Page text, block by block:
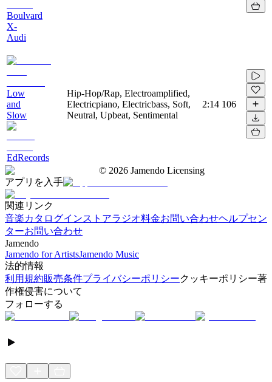
Boulvard
X-
Audi
Low
and
Slow
EdRecords
Hip-Hop/Rap, Electroamplified,
Electricpiano, Electricbass, Soft,
Neutral, Upbeat, Sentimental
2:14 106
© 2026 Jamendo Licensing
アプリを入手
関連リンク
音楽カタログインストアラジオ料金お問い合わせヘルプセン
ターお問い合わせ
Jamendo
Jamendo for ArtistsJamendo Music
法的情報
利用規約販売条件プライバシーポリシークッキーポリシー著
作権侵害について
フォローする